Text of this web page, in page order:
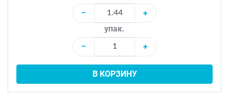
−
+
упак.
−
+
В КОРЗИНУ